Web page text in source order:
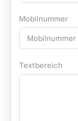
Mobilnummer
Textbereich